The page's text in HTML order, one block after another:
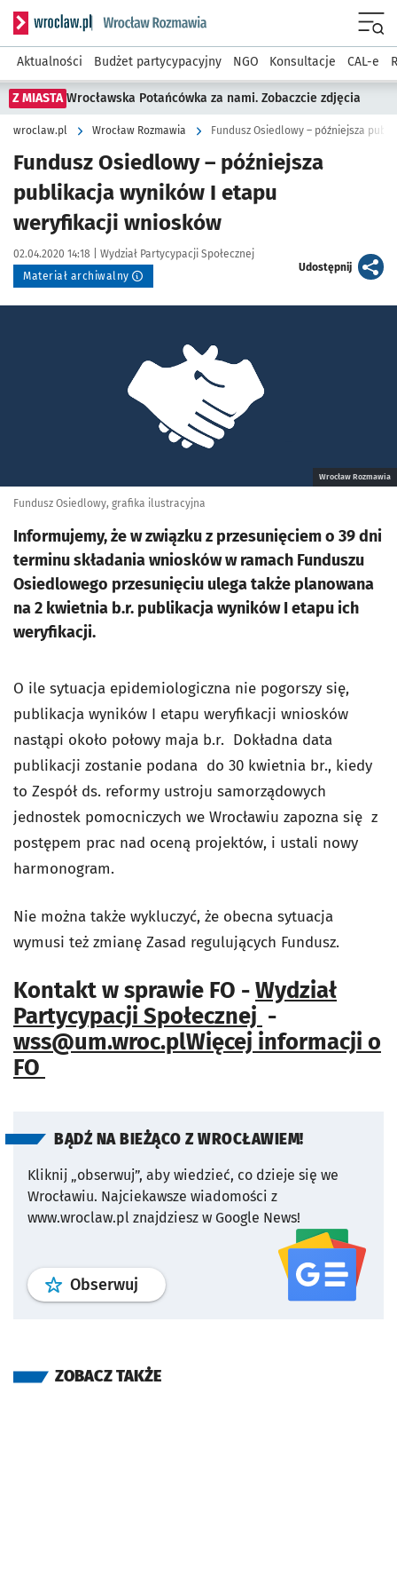
Serwis informacyjny wroclaw.pl podserwis: Rozmawia
Aktualności Budżet partycypacyjny NGO Konsultacje CAL-e
Z MIASTA Wrocławska Potańcówka za nami. Zobaczcie zdjęcia
wroclaw.pl Wrocław Rozmawia Fundusz Osiedlowy – późniejsza
Fundusz Osiedlowy – późniejsza
publikacja wyników I etapu
weryfikacji wniosków
Data publikacji:
02.04.2020 14:18 | Autor:
Wydział Partycypacji Społecznej
Materiał archiwalny
Udostępnijartykuł
Wrocław Rozmawia
Fundusz Osiedlowy, grafika ilustracyjna
Informujemy, że w związku z przesunięciem o 39 dni
terminu składania wniosków w ramach Funduszu
Osiedlowego przesunięciu ulega także planowana
na 2 kwietnia b.r. publikacja wyników I etapu ich
weryfikacji.
O ile sytuacja epidemiologiczna nie pogorszy się,
publikacja wyników I etapu weryfikacji wniosków
nastąpi około połowy maja b.r. Dokładna data
publikacji zostanie podana do 30 kwietnia br., kiedy
to Zespół ds. reformy ustroju samorządowych
jednostek pomocniczych we Wrocławiu zapozna się z
postępem prac nad oceną projektów, i ustali nowy
harmonogram.
Nie można także wykluczyć, że obecna sytuacja
wymusi też zmianę Zasad regulujących Fundusz.
Kontakt w sprawie FO -Wydział
Partycypacji Społecznej -
wss@um.wroc.plWięcej informacji o
FO
BĄDŹ NA BIEŻĄCO Z WROCŁAWIEM!
Kliknij „obserwuj”, aby wiedzieć, co dzieje się we
Wrocławiu. Najciekawsze wiadomości z
www.wroclaw.pl znajdziesz w Google News!
Obserwuj profil serwisu
ZOBACZ TAKŻE